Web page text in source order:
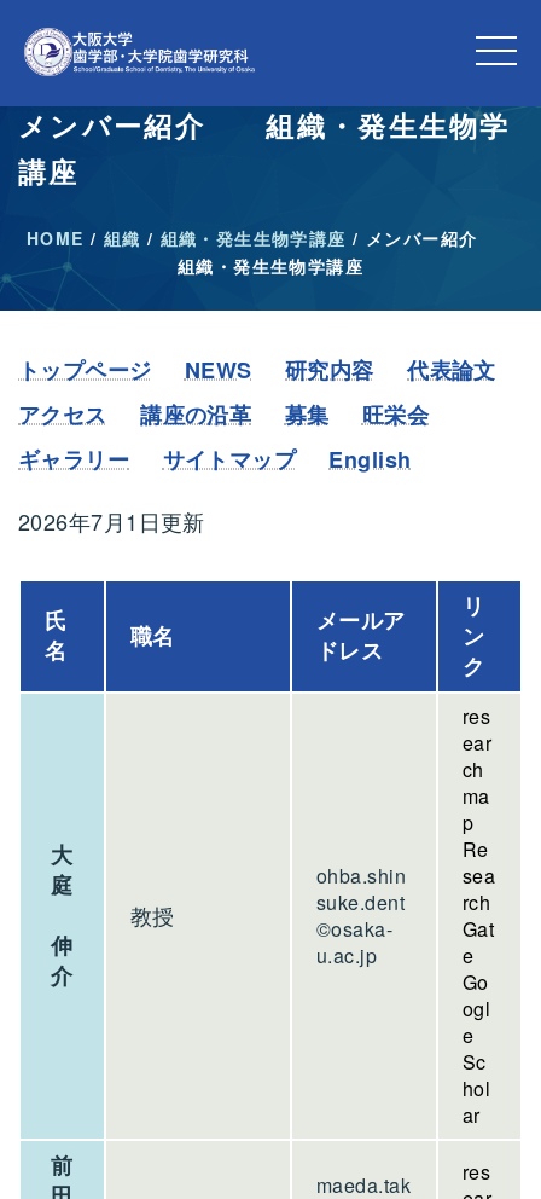
メンバー紹介 組織・発生生物学
講座
HOME / 組織 / 組織・発生生物学講座 / メンバー紹介
組織・発生生物学講座
トップページ NEWS 研究内容
代表論文
アクセス
講座の沿革 募集
旺栄会
ギャラリー
サイトマップ
English
2026年7月1日更新
氏
名
職名
メールア
ドレス
リ
ン
ク
大
庭
伸
介
教授
ohba.shin
suke.dent
©osaka-
u.ac.jp
res
ear
ch
ma
p
Re
sea
rch
Gat
e
Go
ogl
e
Sc
hol
ar
前
maeda.tak
res